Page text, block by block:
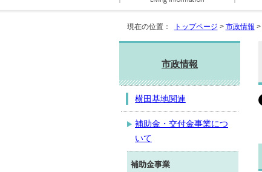
現在の位置： トップページ > 市政情報 >
市政情報
横田基地関連
補助金・交付金事業につ
いて
補助金事業